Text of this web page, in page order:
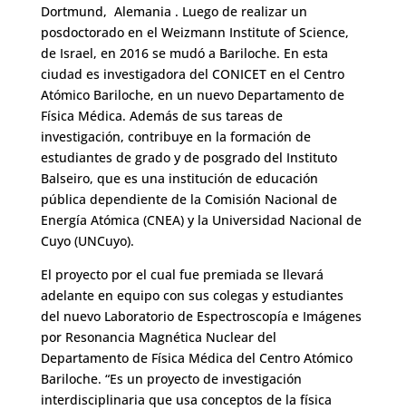
Dortmund, Alemania . Luego de realizar un
posdoctorado en el Weizmann Institute of Science,
de Israel, en 2016 se mudó a Bariloche. En esta
ciudad es investigadora del CONICET en el Centro
Atómico Bariloche, en un nuevo Departamento de
Física Médica. Además de sus tareas de
investigación, contribuye en la formación de
estudiantes de grado y de posgrado del Instituto
Balseiro, que es una institución de educación
pública dependiente de la Comisión Nacional de
Energía Atómica (CNEA) y la Universidad Nacional de
Cuyo (UNCuyo).
El proyecto por el cual fue premiada se llevará
adelante en equipo con sus colegas y estudiantes
del nuevo Laboratorio de Espectroscopía e Imágenes
por Resonancia Magnética Nuclear del
Departamento de Física Médica del Centro Atómico
Bariloche. “Es un proyecto de investigación
interdisciplinaria que usa conceptos de la física